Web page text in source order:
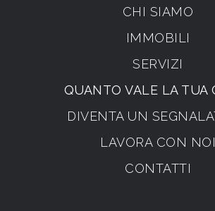
CHI SIAMO
IMMOBILI
SERVIZI
QUANTO VALE LA TUA
DIVENTA UN
LAVORA CON NOI
CONTATTI